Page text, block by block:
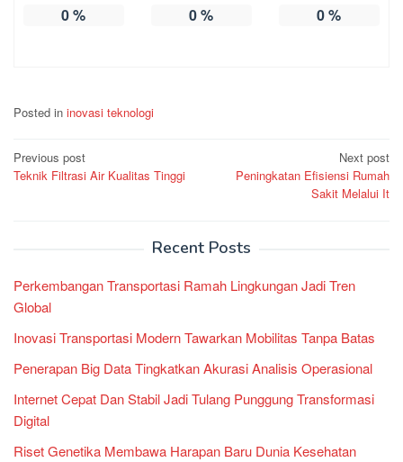
0% 0% 0%
Posted in inovasi teknologi
Post
navigation
Previous post
Teknik Filtrasi Air Kualitas Tinggi
Next post
Peningkatan Efisiensi Rumah
Sakit Melalui It
Recent Posts
Perkembangan Transportasi Ramah Lingkungan Jadi Tren
Global
Inovasi Transportasi Modern Tawarkan Mobilitas Tanpa Batas
Penerapan Big Data Tingkatkan Akurasi Analisis Operasional
Internet Cepat Dan Stabil Jadi Tulang Punggung Transformasi
Digital
Riset Genetika Membawa Harapan Baru Dunia Kesehatan